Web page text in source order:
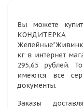
Вы можете
КОНДИТЕРКА
кг в интернет
295,65 рублей.
имеются все
документы.
Заказы